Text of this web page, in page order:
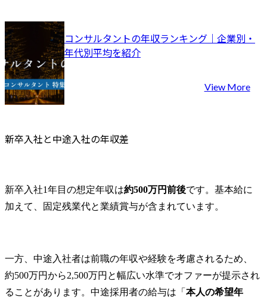
コンサルタントの年収ランキング｜企業別・
年代別平均を紹介
View More
新卒入社と中途入社の年収差
新卒入社1年目の想定年収は約500万円前後です。基本給に
加えて、固定残業代と業績賞与が含まれています。
一方、中途入社者は前職の年収や経験を考慮されるため、
約500万円から2,500万円と幅広い水準でオファーが提示され
ることがあります。中途採用者の給与は「 本人の希望年